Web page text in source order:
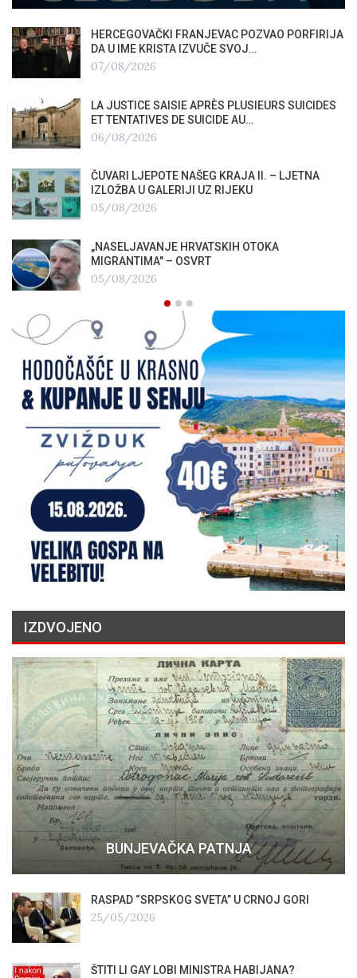
HERCEGOVAČKI FRANJEVAC POZVAO PORFIRIJA
DA U IME KRISTA IZVUČE SVOJ…
07/08/2026
LA JUSTICE SAISIE APRÈS PLUSIEURS SUICIDES
ET TENTATIVES DE SUICIDE AU…
06/08/2026
ČUVARI LJEPOTE NAŠEG KRAJA II. – LJETNA
IZLOŽBA U GALERIJI UZ RIJEKU
05/08/2026
„NASELJAVANJE HRVATSKIH OTOKA
MIGRANTIMA″ – OSVRT
05/08/2026
IZDVOJENO
BUNJEVAČKA PATNJA
RASPAD “SRPSKOG SVETA” U CRNOJ GORI
25/05/2026
ŠTITI LI GAY LOBI MINISTRA HABIJANA?